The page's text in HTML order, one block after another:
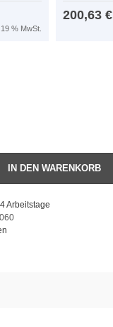
% MwSt.
200,63 €
IN DEN WARENKORB
Arbeitstage